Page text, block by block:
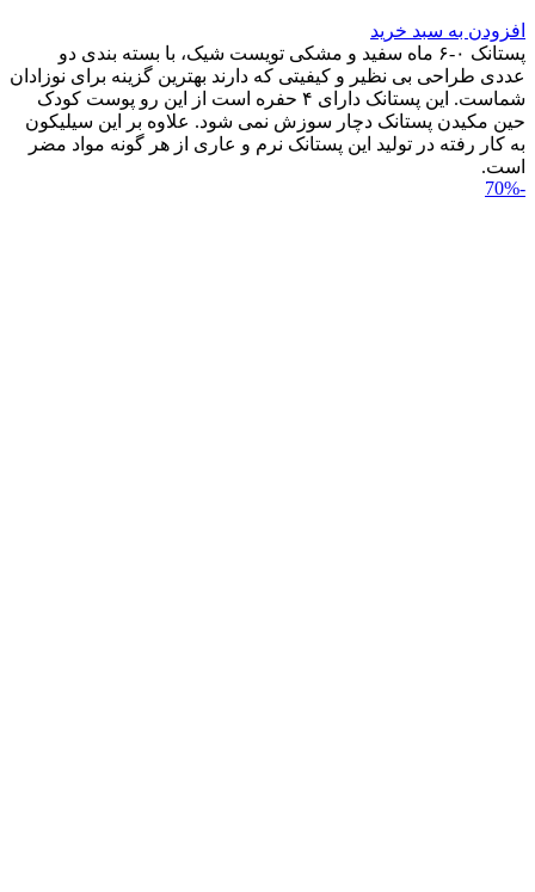
افزودن به سبد خرید
پستانک ۰-۶ ماه سفید و مشکی تویست شیک، با بسته بندی دو
عددی طراحی بی نظیر و کیفیتی که دارند بهترین گزینه برای نوزادان
شماست. این پستانک دارای ۴ حفره است از این رو پوست کودک
حین مکیدن پستانک دچار سوزش نمی شود. علاوه بر این سیلیکون
به کار رفته در تولید این پستانک نرم و عاری از هر گونه مواد مضر
است.
-70%